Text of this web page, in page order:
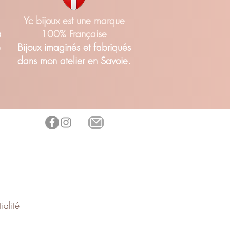
Yc bijoux est une marque
100% Française
Bijoux imaginés et fabriqués
dans mon atelier en Savoie.